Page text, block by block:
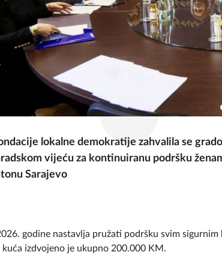
lokalne demokratije zahvalila se
vijeću za kontinuiranu podršku
Sarajevo
godine nastavlja pružati podršku svim sigurnim
kuća izdvojeno je ukupno 200.000 KM.